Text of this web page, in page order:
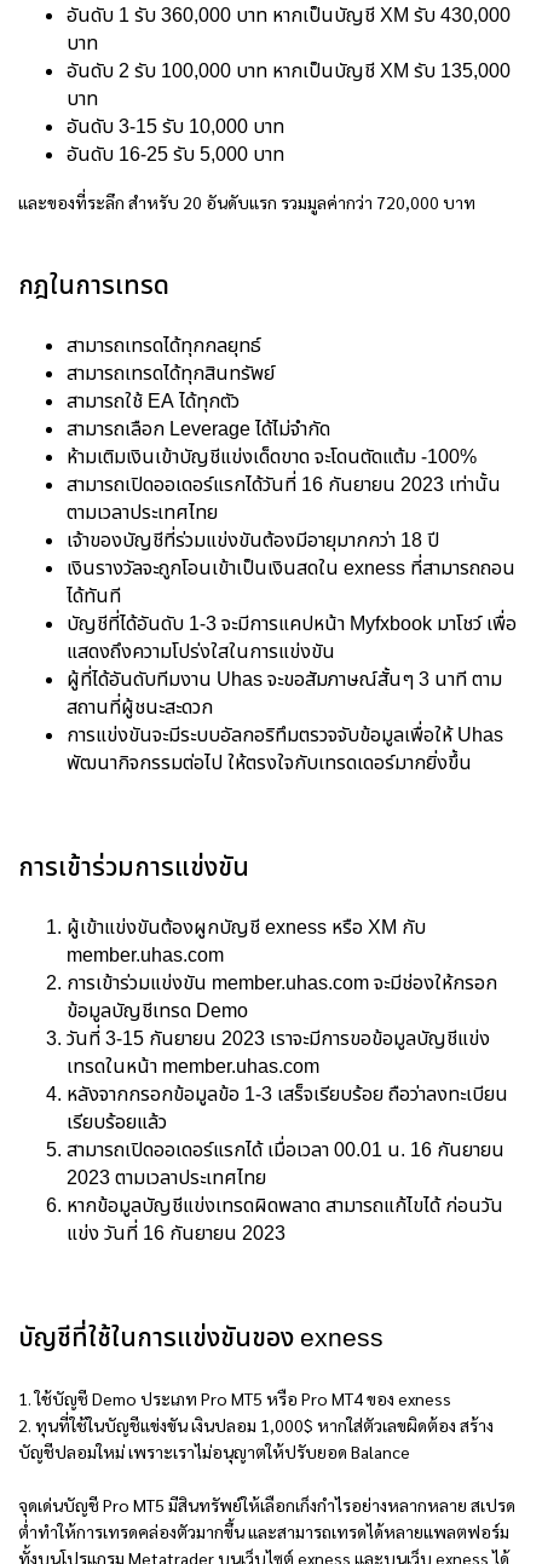
อันดับ 1 รับ 360,000 บาท หากเป็นบัญชี XM รับ 430,000
บาท
อันดับ 2 รับ 100,000 บาท หากเป็นบัญชี XM รับ 135,000
บาท
อันดับ 3-15 รับ 10,000 บาท
อันดับ 16-25 รับ 5,000 บาท
และของที่ระลึก สำหรับ 20 อันดับแรก รวมมูลค่ากว่า 720,000 บาท
กฎในการเทรด
สามารถเทรดได้ทุกกลยุทธ์
สามารถเทรดได้ทุกสินทรัพย์
สามารถใช้ EA ได้ทุกตัว
สามารถเลือก Leverage ได้ไม่จำกัด
ห้ามเติมเงินเข้าบัญชีแข่งเด็ดขาด จะโดนตัดแต้ม -100%
สามารถเปิดออเดอร์แรกได้วันที่ 16 กันยายน 2023 เท่านั้น
ตามเวลาประเทศไทย
เจ้าของบัญชีที่ร่วมแข่งขันต้องมีอายุมากกว่า 18 ปี
เงินรางวัลจะถูกโอนเข้าเป็นเงินสดใน exness ที่สามารถถอน
ได้ทันที
บัญชีที่ได้อันดับ 1-3 จะมีการแคปหน้า Myfxbook มาโชว์ เพื่อ
แสดงถึงความโปร่งใสในการแข่งขัน
ผู้ที่ได้อันดับทีมงาน Uhas จะขอสัมภาษณ์สั้นๆ 3 นาที ตาม
สถานที่ผู้ชนะสะดวก
การแข่งขันจะมีระบบอัลกอริทึมตรวจจับข้อมูลเพื่อให้ Uhas
พัฒนากิจกรรมต่อไป ให้ตรงใจกับเทรดเดอร์มากยิ่งขึ้น
การเข้าร่วมการแข่งขัน
ผู้เข้าแข่งขันต้องผูกบัญชี exness หรือ XM กับ
member.uhas.com
การเข้าร่วมแข่งขัน member.uhas.com จะมีช่องให้กรอก
ข้อมูลบัญชีเทรด Demo
วันที่ 3-15 กันยายน 2023 เราจะมีการขอข้อมูลบัญชีแข่ง
เทรดในหน้า member.uhas.com
หลังจากกรอกข้อมูลข้อ 1-3 เสร็จเรียบร้อย ถือว่าลงทะเบียน
เรียบร้อยแล้ว
สามารถเปิดออเดอร์แรกได้ เมื่อเวลา 00.01 น. 16 กันยายน
2023 ตามเวลาประเทศไทย
หากข้อมูลบัญชีแข่งเทรดผิดพลาด สามารถแก้ไขได้ ก่อนวัน
แข่ง วันที่ 16 กันยายน 2023
บัญชีที่ใช้ในการแข่งขันของ exness
1. ใช้บัญชี Demo ประเภท Pro MT5 หรือ Pro MT4 ของ exness
2. ทุนที่ใช้ในบัญชีแข่งขัน เงินปลอม 1,000$ หากใส่ตัวเลขผิดต้อง สร้าง
บัญชีปลอมใหม่ เพราะเราไม่อนุญาตให้ปรับยอด Balance
จุดเด่นบัญชี Pro MT5 มีสินทรัพย์ให้เลือกเก็งกำไรอย่างหลากหลาย สเปรด
ต่ำทำให้การเทรดคล่องตัวมากขึ้น และสามารถเทรดได้หลายแพลตฟอร์ม
ทั้งบนโปรแกรม Metatrader บนเว็บไซต์ exness และบนเว็บ exness ได้